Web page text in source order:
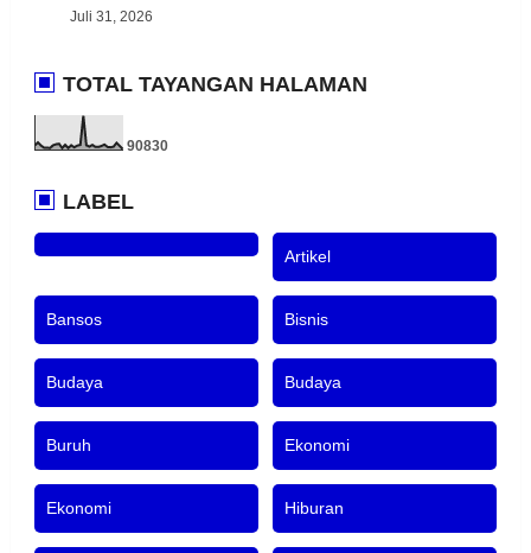
Juli 31, 2026
TOTAL TAYANGAN HALAMAN
90830
LABEL
Artikel
Bansos Bisnis
Budaya Budaya
Buruh Ekonomi
Ekonomi Hiburan